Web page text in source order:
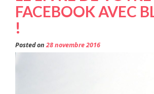
FACEBOOK AVEC
!
Posted on28 novembre 2016